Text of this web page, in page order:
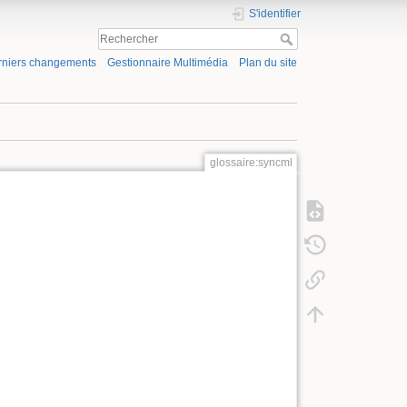
S'identifier
changements Gestionnaire Multimédia Plan du site
glossaire:syncml